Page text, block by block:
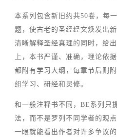
本系列包含新旧约共50卷，每
题，使古老的圣经经文焕发出
清晰解释圣经真理的同时，给
上，本书严谨、准确，理论依
都附有学习大纲，每章节后则
组学习、研经和灵修。
和一般注释书不同，BE系列只
法，而不是罗列不同学者的观
一眼就能看出作者对许多争议